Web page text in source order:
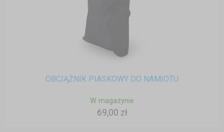
OBCIĄŻNIK PIASKOWY DO NAMIOTU
W magazynie
69,00 zł